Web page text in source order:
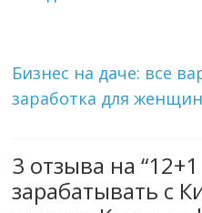
Бизнес на даче: все
заработка для
3 отзыва на “
зарабатывать с